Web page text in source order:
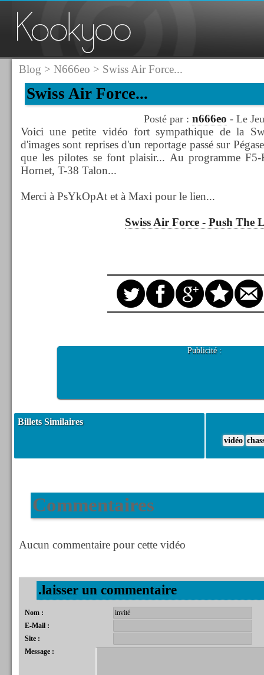
Blog > N666eo > Swiss Air Force...
Swiss Air Force...
Posté par : n666eo - Le
Voici une petite vidéo fort sympathique de la
d'images sont reprises d'un reportage passé sur
que les pilotes se font plaisir... Au programme
Hornet, T-38 Talon...
Merci à PsYkOpAt et à Maxi pour le lien...
Swiss Air Force - Push The
Publicité :
Billets Similaires
vidéo
Commentaires
Aucun commentaire pour cette vidéo
.laisser un commentaire
Nom :
E-Mail :
Site :
Message :